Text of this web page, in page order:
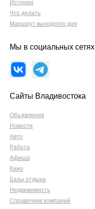
Истории
Что делать
Маршрут выходного дня
Мы в социальных сетях
Сайты Владивостока
Объявления
Новости
Авто
Работа
Афиша
Кино
Базы отдыха
Недвижимость
Справочник компаний